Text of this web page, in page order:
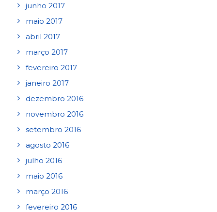
junho 2017
maio 2017
abril 2017
março 2017
fevereiro 2017
janeiro 2017
dezembro 2016
novembro 2016
setembro 2016
agosto 2016
julho 2016
maio 2016
março 2016
fevereiro 2016